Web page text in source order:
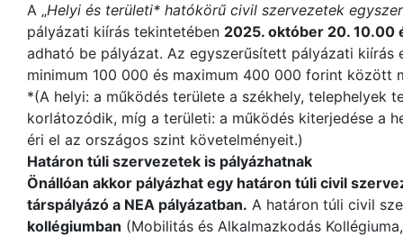
A „Helyi és területi* hatókörű civil szervezetek
pályázati kiírás tekintetében 2025. október 20. 10.00
adható be pályázat. Az egyszerűsített pályázati kiírás
minimum 100 000 és maximum 400 000 forint között
*(A helyi: a működés területe a székhely, telephelyek
korlátozódik, míg a területi: a működés kiterjedése a
éri el az országos szint követelményeit.)
Határon túli szervezetek is pályázhatnak
Önállóan akkor pályázhat egy határon túli civil
társpályázó a NEA pályázatban. A határon túli civil
kollégiumban (Mobilitás és Alkalmazkodás